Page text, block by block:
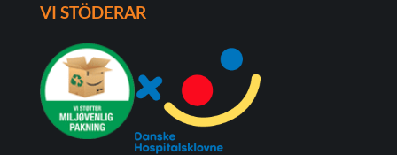
VI STÖDERAR